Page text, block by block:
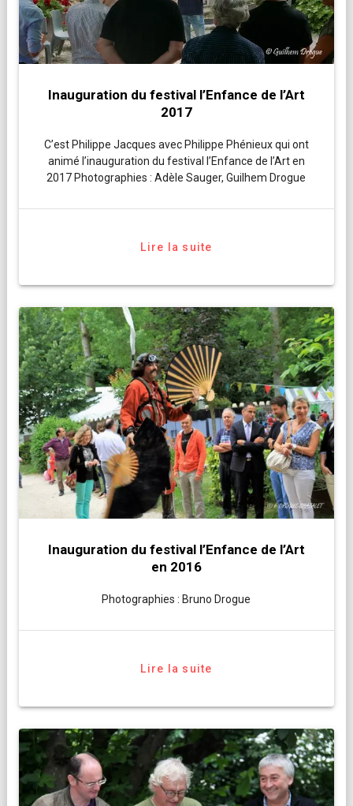
Inauguration du festival l’Enfance de l’Art
2017
C’est Philippe Jacques avec Philippe Phénieux qui ont
animé l’inauguration du festival l’Enfance de l’Art en
2017 Photographies : Adèle Sauger, Guilhem Drogue
Lire la suite
Inauguration du festival l’Enfance de l’Art
en 2016
Photographies : Bruno Drogue
Lire la suite